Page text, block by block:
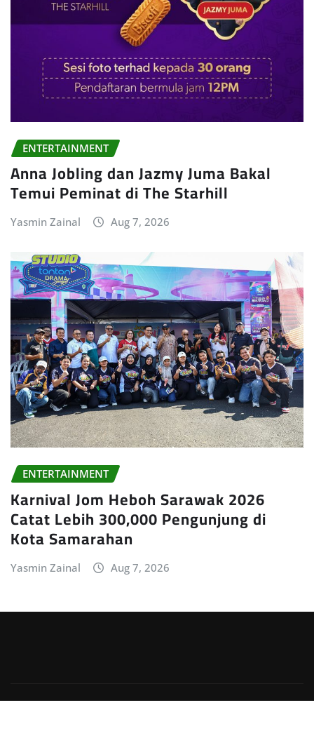
ENTERTAINMENT
Anna Jobling dan Jazmy Juma Bakal
Temui Peminat di The Starhill
Yasmin Zainal Aug 7, 2026
ENTERTAINMENT
Karnival Jom Heboh Sarawak 2026
Catat Lebih 300,000 Pengunjung di
Kota Samarahan
Yasmin Zainal Aug 7, 2026